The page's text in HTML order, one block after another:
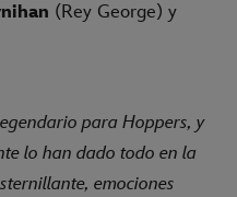
(Rey George) y
para Hoppers, y
lo han dado todo en la
emociones